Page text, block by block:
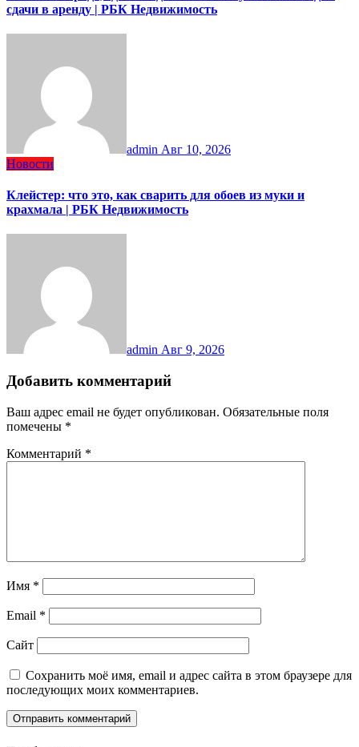
сдачи в аренду | РБК Недвижимость
admin Авг 10, 2026
Новости
Клейстер: что это, как сварить для обоев из муки и
крахмала | РБК Недвижимость
admin Авг 9, 2026
Добавить комментарий
Ваш адрес email не будет опубликован. Обязательные поля
помечены *
Комментарий *
Имя *
Email *
Сайт
Сохранить моё имя, email и адрес сайта в этом браузере для
последующих моих комментариев.